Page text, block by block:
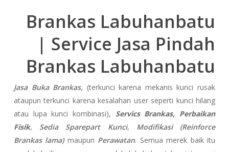
Brankas Labuhanbatu
| Service Jasa Pindah
Brankas Labuhanbatu
Jasa Buka Brankas, (terkunci karena mekanis kunci rusak
ataupun terkunci karena kesalahan user seperti kunci hilang
atau lupa kunci kombinasi), Servics Brankas, Perbaikan
Fisik, Sedia Sparepart Kunci, Modifikasi (Reinforce
Brankas lama)maupun Perawatan. Semua merek baik itu